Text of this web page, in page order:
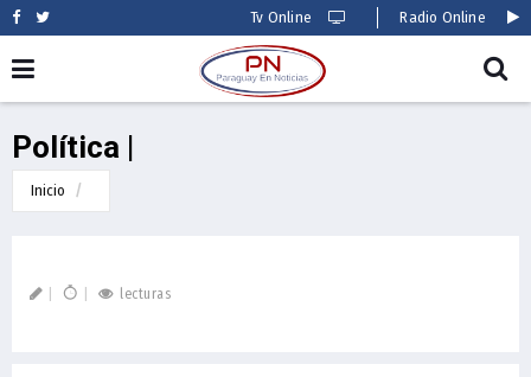
Tv Online Radio Online
Política |
Inicio
lecturas